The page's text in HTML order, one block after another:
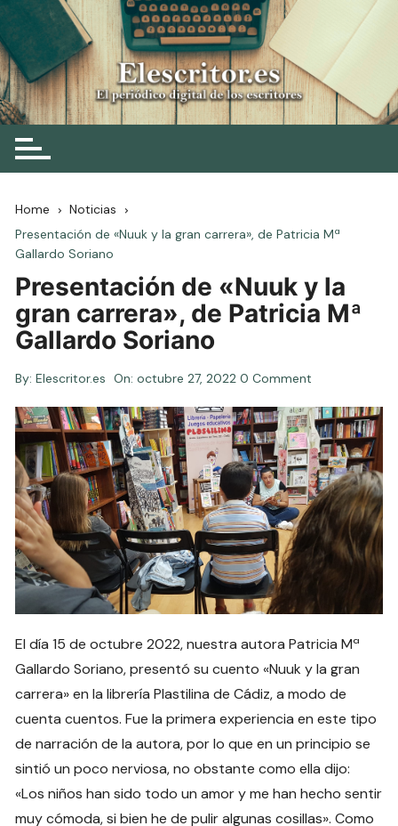
Skip
to
content
Elescritor.es
El periódico digital de los escritores
Home
Noticias
Presentación de «Nuuk y la gran carrera», de Patricia Mª
Gallardo Soriano
Presentación de «Nuuk y la
gran carrera», de Patricia Mª
Gallardo Soriano
By: Elescritor.es On:octubre 27, 2022 0 Comment
El día 15 de octubre 2022, nuestra autora Patricia Mª
Gallardo Soriano, presentó su cuento «Nuuk y la gran
carrera» en la librería Plastilina de Cádiz, a modo de
cuenta cuentos. Fue la primera experiencia en este tipo
de narración de la autora, por lo que en un principio se
sintió un poco nerviosa, no obstante como ella dijo:
«Los niños han sido todo un amor y me han hecho sentir
muy cómoda, si bien he de pulir algunas cosillas». Como